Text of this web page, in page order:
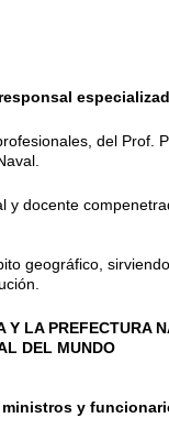
del Prof.
docente
geográfico,
LA PREFECTURA
DEL MUNDO
y